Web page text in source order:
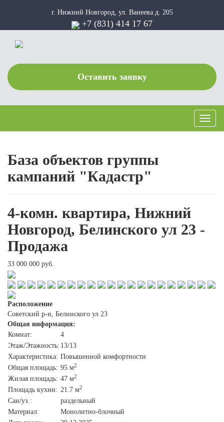
г. Нижний Новгород, ул. Ванеева д. 205
+7 (831) 414 17 67
Оставить заявку
Toggle
База объектов группы
кампаний "Кадастр"
4-комн. квартира, Нижний
Новгород, Белинского ул 23 -
Продажа
33 000 000 руб.
Расположение
Советский р-н, Белинского ул 23
Общая информация:
Комнат:
4
Этаж/Этажность: 13/13
Характеристика: Повышенной комфортности
Общая площадь: 95 м2
Жилая площадь: 47 м2
Площадь кухни: 21.7 м2
Сан/уз.:
раздельный
Материал:
Монолитно-блочный